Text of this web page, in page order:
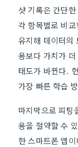
샷 기록은 간단
각 항목별로 비
유지해 데이터의
용보다 가치가
태도가 바뀐다.
가장 빠른 학습
마지막으로 피팅
용을 절약할 수
한 스마트폰 앱